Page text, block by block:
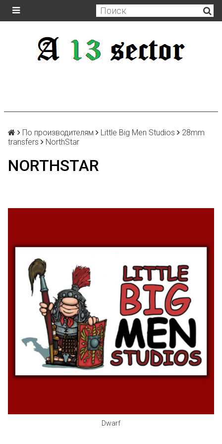
По производителям Little Big Men Studios
28mm
transfers
NorthStar
NORTHSTAR
Dwarf